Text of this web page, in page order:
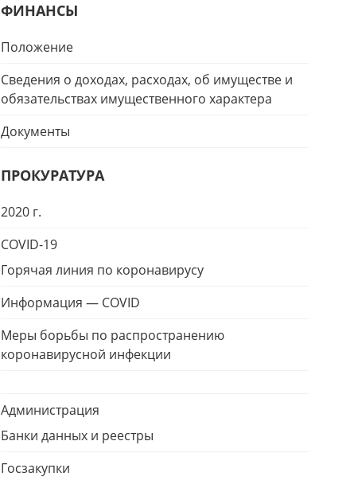
ФИНАНСЫ
Положение
Сведения о доходах, расходах, об имуществе и
обязательствах имущественного характера
Документы
ПРОКУРАТУРА
2020 г.
COVID-19
Горячая линия по коронавирусу
Информация — COVID
Меры борьбы по распространению
коронавирусной инфекции
Администрация
Банки данных и реестры
Госзакупки